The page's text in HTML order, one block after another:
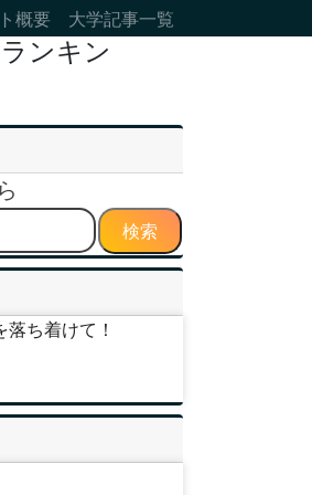
概要 大学記事一覧
ンキン
検索
ち着けて！